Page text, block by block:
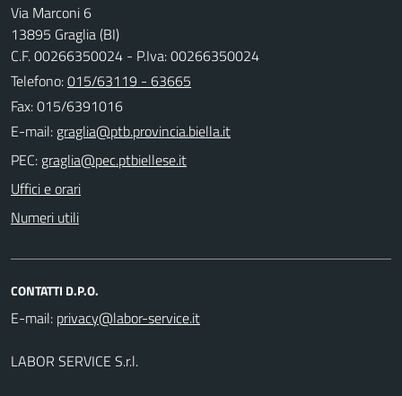
Via Marconi 6
13895 Graglia (BI)
C.F. 00266350024 - P.Iva: 00266350024
Telefono:015/63119 - 63665
Fax: 015/6391016
E-mail:
PEC:
Uffici e orari
Numeri utili
CONTATTI D.P.O.
E-mail:
LABOR SERVICE S.r.l.